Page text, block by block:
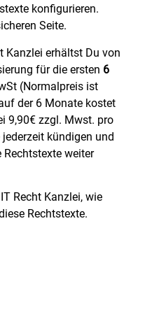
konfigurieren.
Seite.
Kanzlei erhältst Du von
für die ersten 6
(Normalpreis ist
der 6 Monate kostet
9,90€ zzgl. Mwst. pro
kündigen und
weiter
Recht Kanzlei, wie
Rechtstexte.